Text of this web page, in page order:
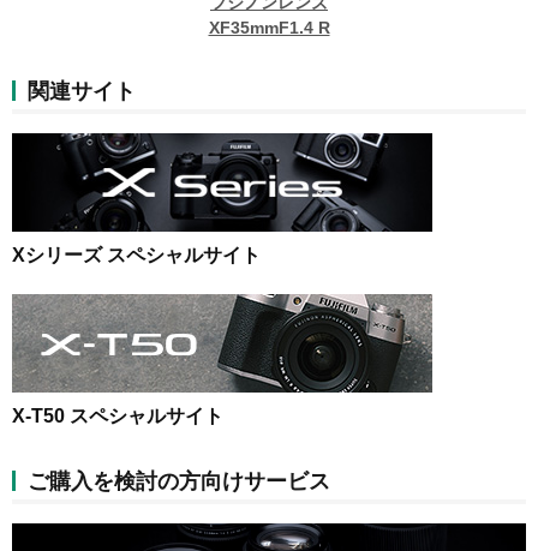
XF35mmF1.4 R
関連サイト
Xシリーズ スペシャルサイト
X-T50 スペシャルサイト
ご購入を検討の方向けサービス